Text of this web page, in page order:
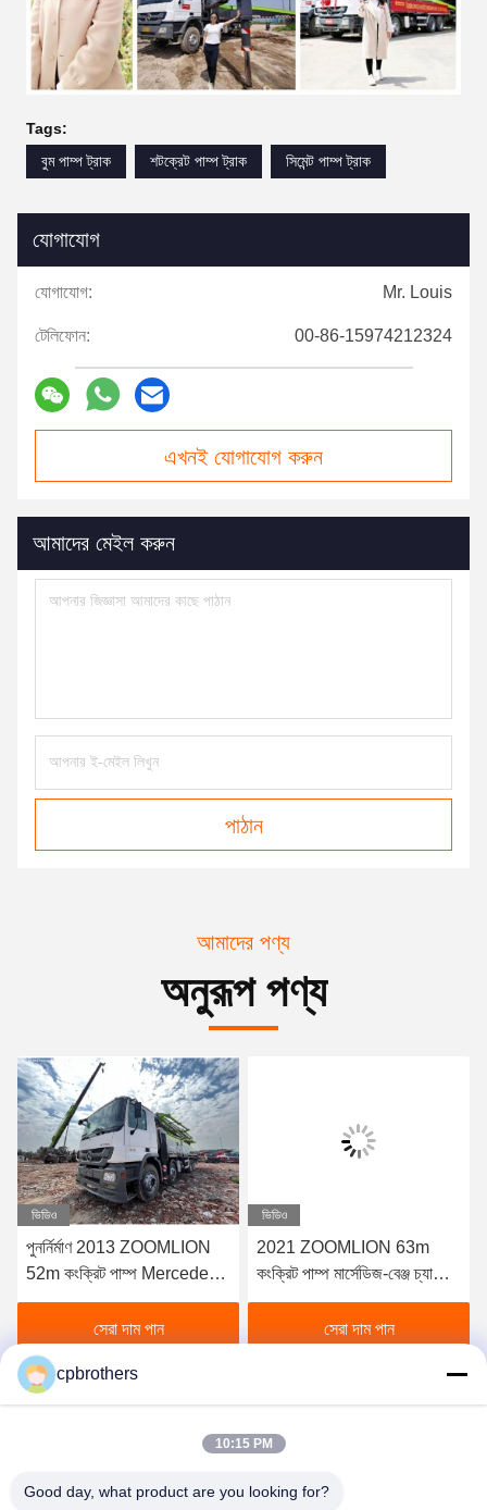
Tags:
বুম পাম্প ট্রাক
শটক্রেট পাম্প ট্রাক সিমেন্ট পাম্প ট্রাক
যোগাযোগ
যোগাযোগ: Mr. Louis
টেলিফোন: 00-86-15974212324
এখনই যোগাযোগ করুন
আমাদের মেইল করুন
পাঠান
আমাদের পণ্য
অনুরূপ পণ্য
ভিডিও
2021 ZOOMLION 63m
কংক্রিট পাম্প মার্সেডিজ-বেঞ্জ চ্যাসিতে
বিক্রয়ের জন্য
সেরা দাম পান
ভিডিও
ব্যবহৃত হাইড্রোলিক মেশিনিং প্রক্রিয়া
2014 সালে Putzmeister জন্য
46 মিটার কংক্রিট পাম্প ট্রাক
সেরা দাম পান
cpbrothers
10:15 PM
Good day, what product are you looking for?